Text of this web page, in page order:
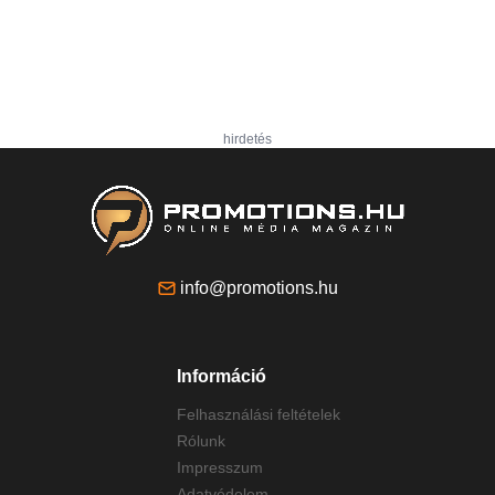
hirdetés
info@promotions.hu
Információ
Felhasználási feltételek
Rólunk
Impresszum